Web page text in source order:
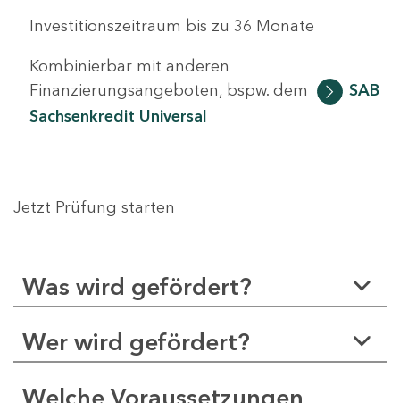
Investitionszeitraum bis zu 36 Monate
Kombinierbar mit anderen
Finanzierungsangeboten, bspw. dem
SAB
Sachsenkredit Universal
Jetzt Prüfung starten
Was wird gefördert?
Wer wird gefördert?
Welche Voraussetzungen